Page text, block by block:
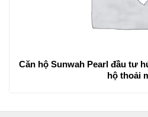
Căn hộ Sunwah Pearl đầu tư
hộ thoải